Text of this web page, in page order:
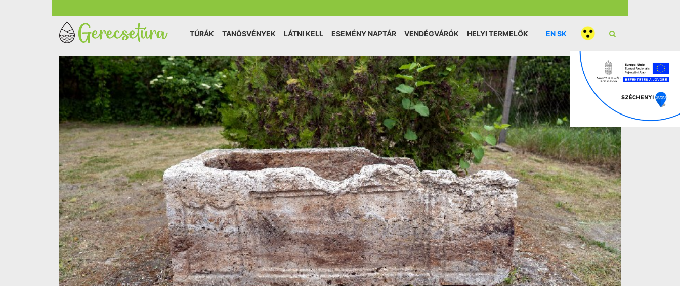
TÚRÁK TANÖSVÉNYEK LÁTNI KELL ESEMÉNY NAPTÁR VENDÉGVÁRÓK HELYI TERMELŐK ENSK